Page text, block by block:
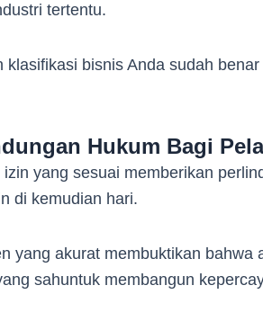
tertentu.
klasifikasi bisnis Anda sudah
Hukum Bagi
izin yang sesuai memberikan
di kemudian hari.
yang akurat membuktikan
sahuntuk membangun